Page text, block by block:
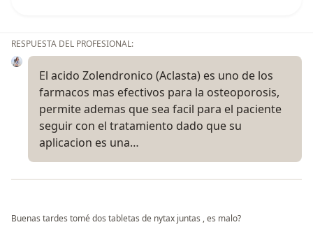
RESPUESTA DEL PROFESIONAL:
El acido Zolendronico (Aclasta) es uno de los
farmacos mas efectivos para la osteoporosis,
permite ademas que sea facil para el paciente
seguir con el tratamiento dado que su
aplicacion es una…
Buenas tardes tomé dos tabletas de nytax juntas , es malo?